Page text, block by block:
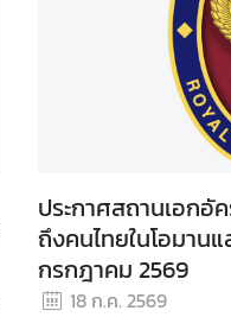
ประกาศสถานเอก
ถึงคนไทยในโอมาน
กรกฎาคม 2569
18 ก.ค. 2569